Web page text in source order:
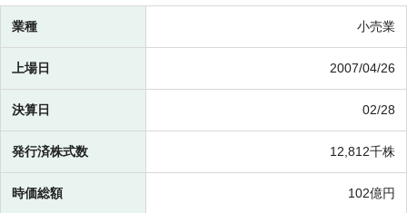
業種 小売業
上場日 2007/04/26
決算日 02/28
発行済株式数 12,812千株
時価総額 102億円